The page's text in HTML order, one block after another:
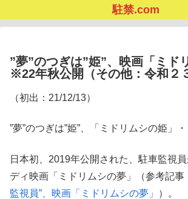
駐禁.com
”夢”のつぎは”姫”、映画「ミド
※22年秋公開（その他：令和２
（初出：21/12/13）
”夢”のつぎは”姫”、「ミドリムシの姫」・
日本初、2019年公開された、駐車監視
ディ映画「ミドリムシの夢」（参考記事
監視員”、映画「ミドリムシの夢」
）。